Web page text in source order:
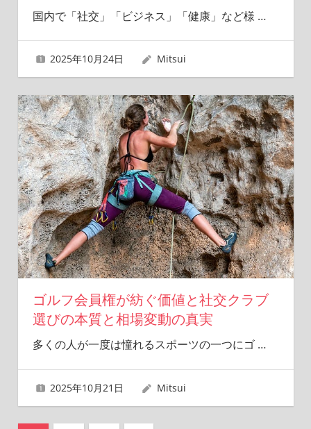
国内で「社交」「ビジネス」「健康」など様 …
2025年10月24日 Mitsui
ゴルフ会員権が紡ぐ価値と社交クラブ
選びの本質と相場変動の真実
多くの人が一度は憧れるスポーツの一つにゴ …
2025年10月21日 Mitsui